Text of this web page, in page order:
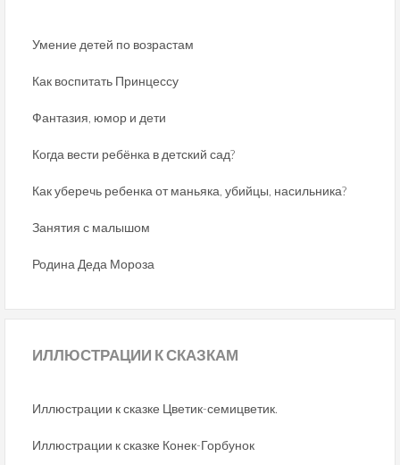
Умение детей по возрастам
Как воспитать Принцессу
Фантазия, юмор и дети
Когда вести ребёнка в детский сад?
Как уберечь ребенка от маньяка, убийцы, насильника?
Занятия с малышом
Родина Деда Мороза
ИЛЛЮСТРАЦИИ К СКАЗКАМ
Иллюстрации к сказке Цветик-семицветик.
Иллюстрации к сказке Конек-Горбунок